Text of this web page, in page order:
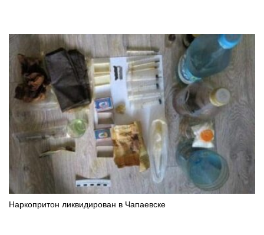
Наркопритон ликвидирован в Чапаевске